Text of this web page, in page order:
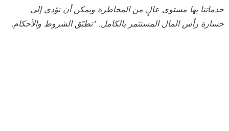
خدماتنا بها مستوى عالٍ من المخاطرة ويمكن أن تؤدي إلى
خسارة رأس المال المستثمر بالكامل. *تطبّق الشروط والأحكام.